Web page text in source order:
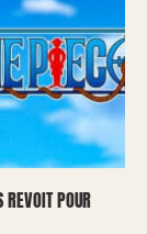
REVOIT POUR